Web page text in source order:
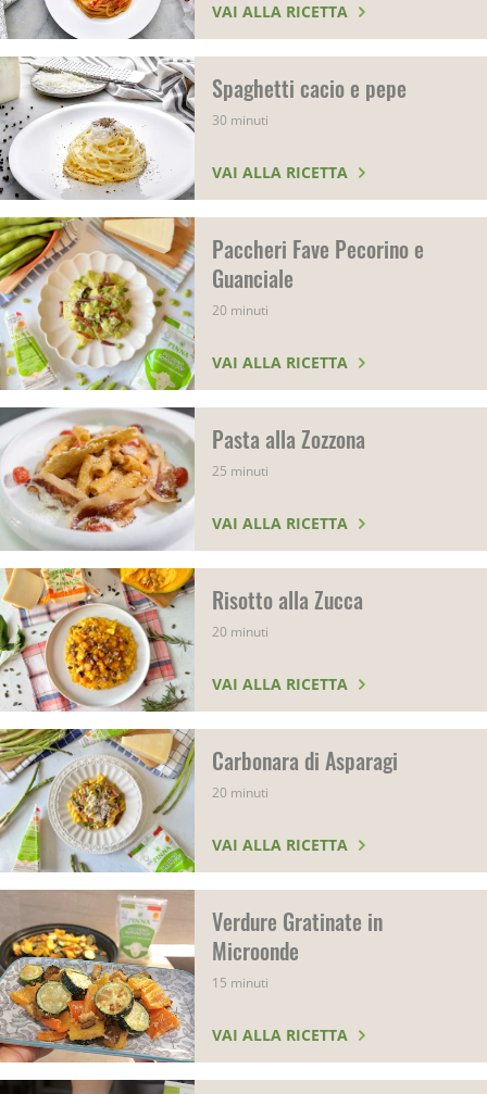
VAI ALLA RICETTA
Spaghetti cacio e pepe
30 minuti
VAI ALLA RICETTA
Paccheri Fave Pecorino e
Guanciale
20 minuti
VAI ALLA RICETTA
Pasta alla Zozzona
25 minuti
VAI ALLA RICETTA
Risotto alla Zucca
20 minuti
VAI ALLA RICETTA
Carbonara di Asparagi
20 minuti
VAI ALLA RICETTA
Verdure Gratinate in
Microonde
15 minuti
VAI ALLA RICETTA